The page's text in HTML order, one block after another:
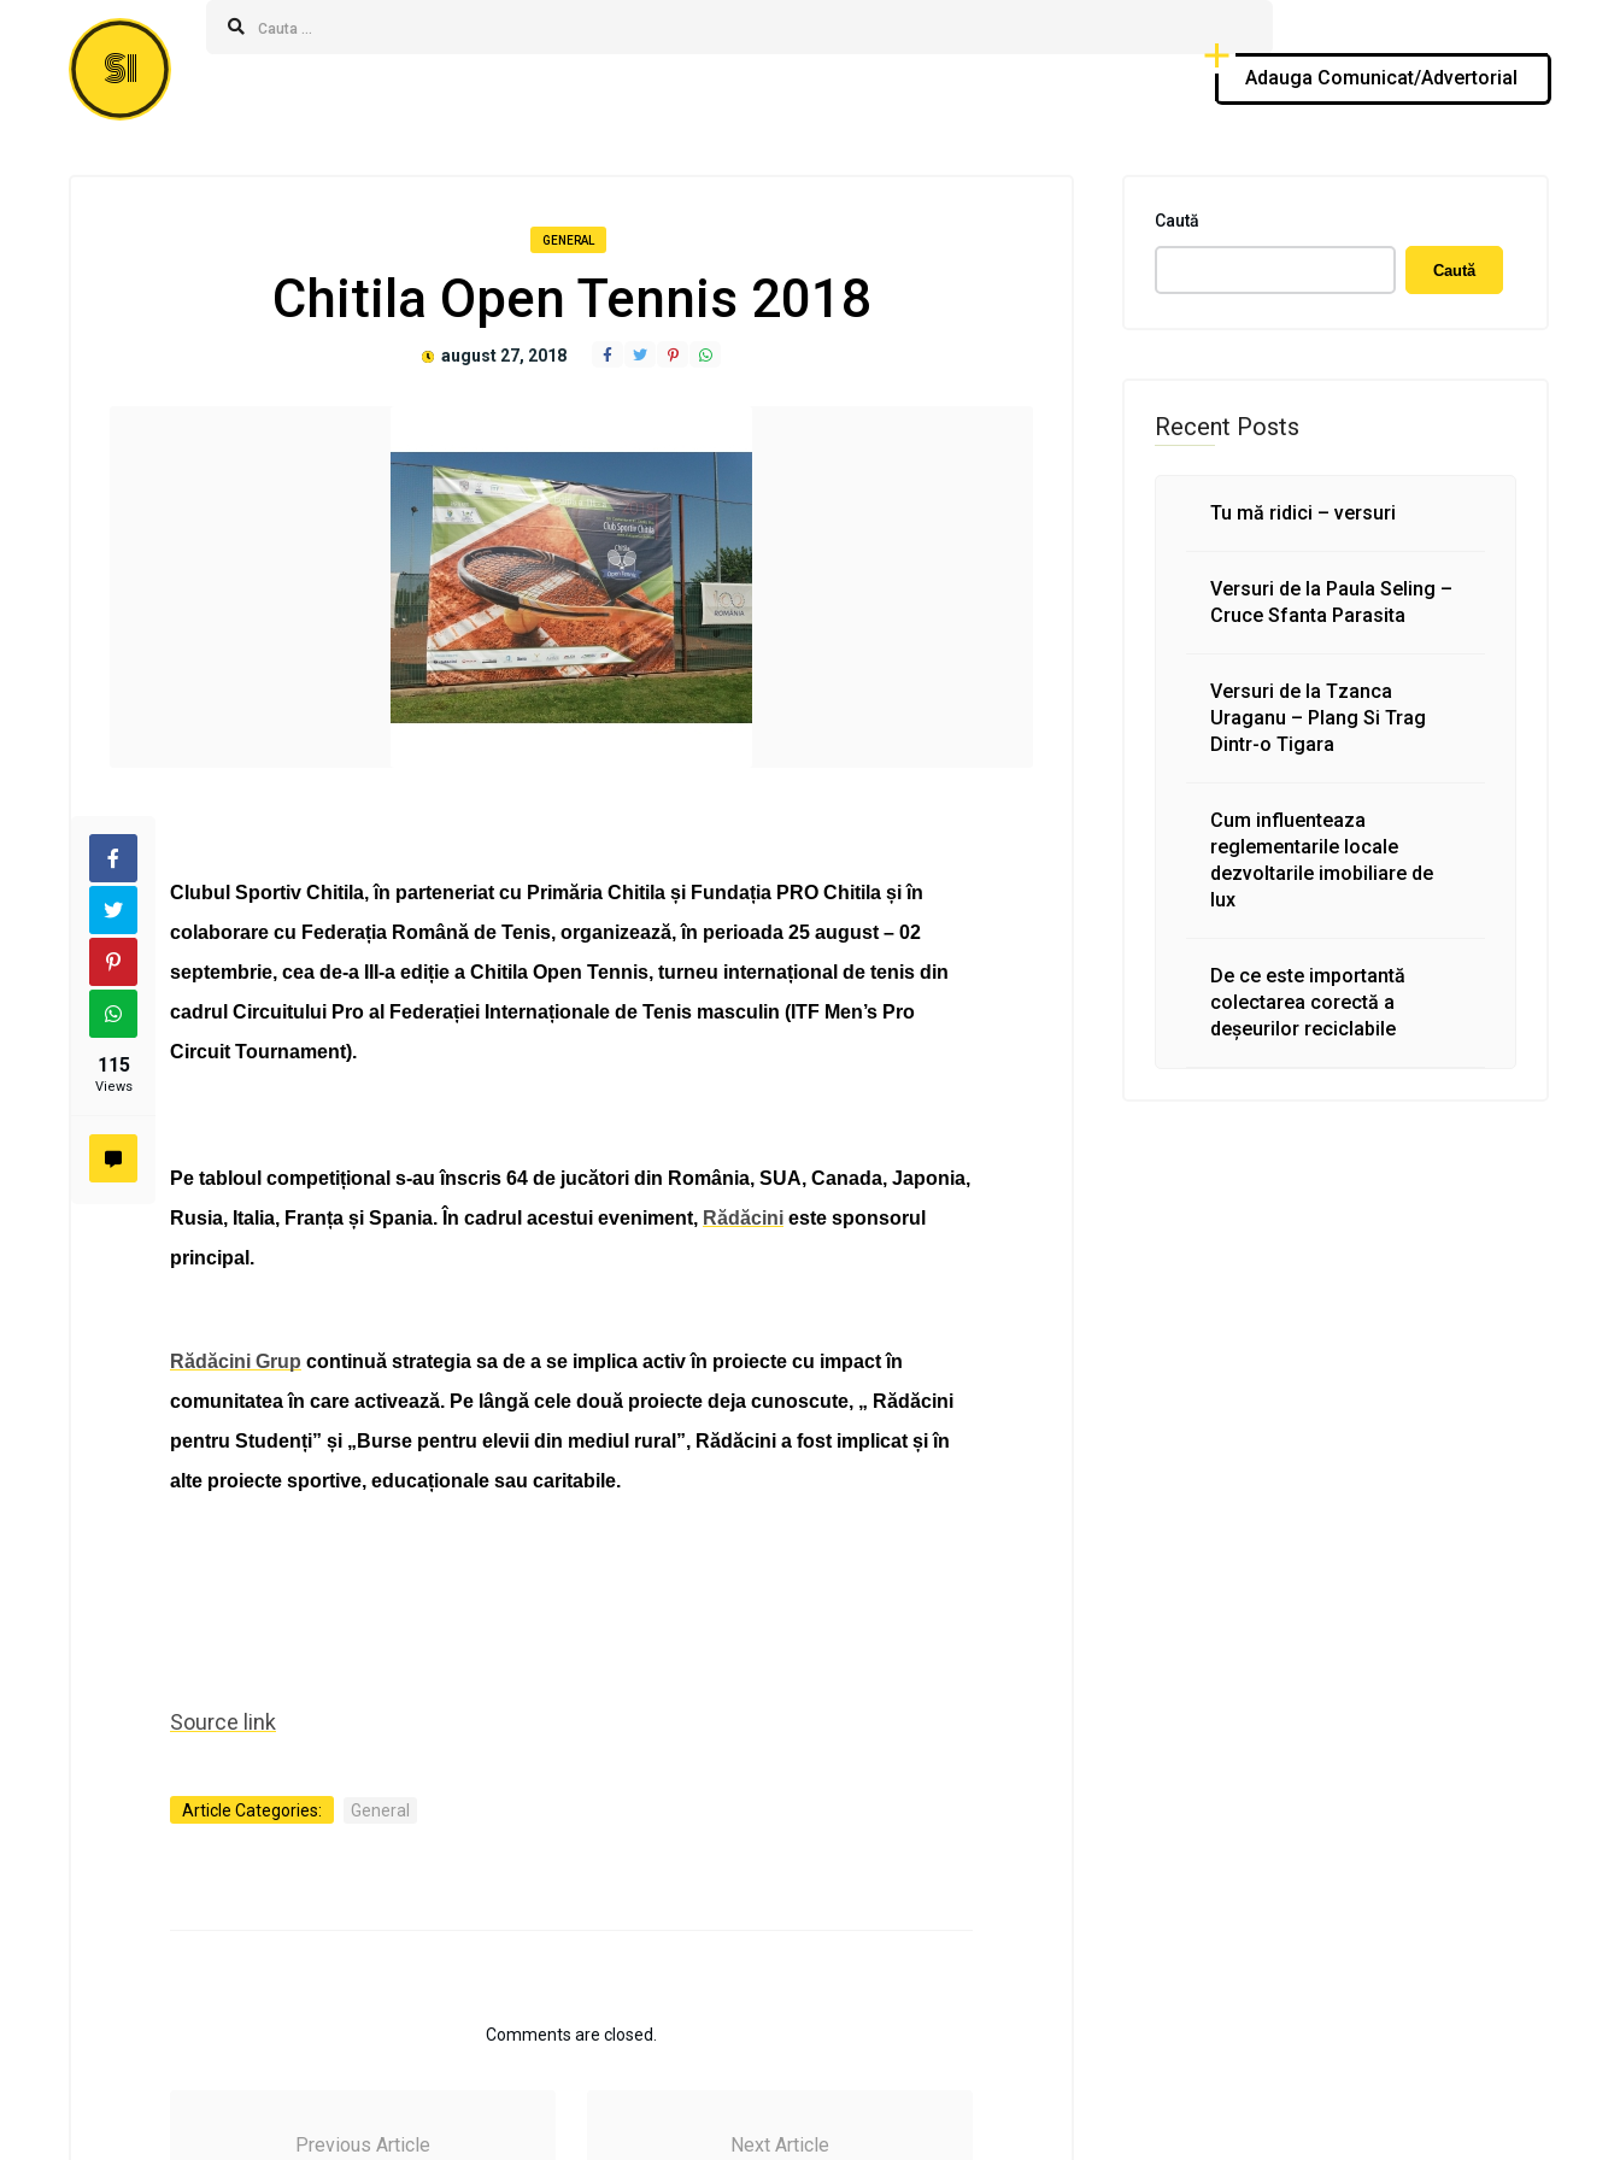
SI Adauga Comunicat/Advertorial
GENERAL
Chitila Open Tennis 2018
august 27, 2018
115
Views
Clubul Sportiv Chitila, în parteneriat cu Primăria Chitila și Fundația PRO Chitila șiîn
colaborare cu Federația Română de Tenis, organizează, în perioada 25 august – 02
septembrie, cea de-a III-a ediție a Chitila Open Tennis, turneu internațional de tenis din
cadrul Circuitului Pro al Federației Internaționale de Tenis masculin (ITF Men’s Pro
Circuit Tournament).
Pe tabloul competițional s-au înscris 64 de jucători din România, SUA, Canada, Japonia,
Rusia, I talia, Franța și Spania. În cadrul acestui eveniment, Rădăcini este sponsorul
principal.
Rădăcini Grup continuă strategia sa de a se implica activ în proiecte cu impact în
comunitatea în care activează. Pe lângă cele două proiecte deja cunoscute, „ Rădăcini
pentru Studenți” și „Burse pentru elevii din mediul rural”, Rădăcini a fost implicat și în
alte proiecte sportive, educaționale sau caritabile.
Source link
Article Categories: General
Comments are closed.
Previous Article Next Article
Caută
Caută
Recent Posts
Tu mă ridici – versuri
Versuri de la Paula Seling –
Cruce Sfanta Parasita
Versuri de la Tzanca
Uraganu – Plang Si Trag
Dintr-o Tigara
Cum influenteaza
reglementarile locale
dezvoltarile imobiliare de
lux
De ce este importantă
colectarea corectă a
deșeurilor reciclabile